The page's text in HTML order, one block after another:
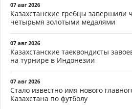
07 авг 2026
Казахстанские гребцы завершили
четырьмя золотыми медалями
07 авг 2026
Казахстанские таеквондисты
на турнире в Индонезии
07 авг 2026
Стало известно имя нового
Казахстана по футболу